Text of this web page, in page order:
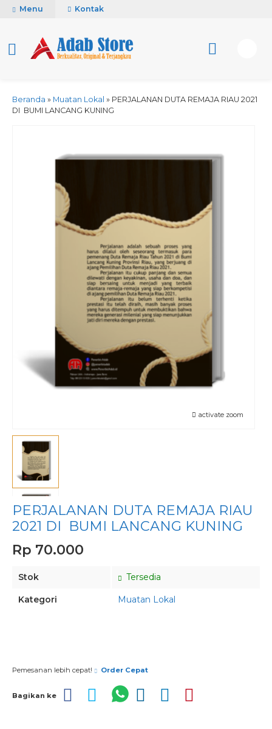
Menu Kontak
Beranda » Muatan Lokal » PERJALANAN DUTA REMAJA RIAU 2021
DI BUMI LANCANG KUNING
activate zoom
PERJALANAN DUTA REMAJA RIAU
2021 DI BUMI LANCANG KUNING
Rp 70.000
Stok Tersedia
Kategori Muatan Lokal
Pemesanan lebih cepat! Order Cepat
Bagikan ke